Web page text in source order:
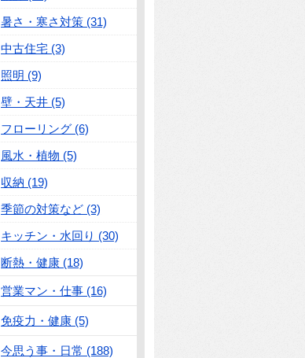
暑さ・寒さ対策 (31)
中古住宅 (3)
照明 (9)
壁・天井 (5)
フローリング (6)
風水・植物 (5)
収納 (19)
季節の対策など (3)
キッチン・水回り (30)
断熱・健康 (18)
営業マン・仕事 (16)
免疫力・健康 (5)
今思う事・日常 (188)